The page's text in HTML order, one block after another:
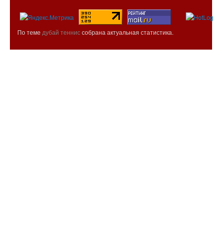
По теме дубай тенниссобрана актуальная статистика.